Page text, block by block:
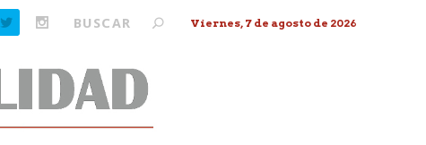
Viernes, 7 de agosto de 2026